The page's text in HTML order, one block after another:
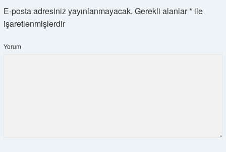
E-posta adresiniz yayınlanmayacak. Gerekli alanlar* ile
işaretlenmişlerdir
Yorum